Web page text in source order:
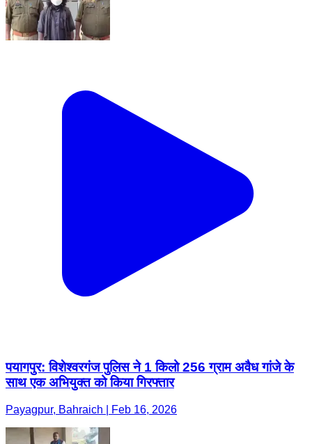
पयागपुर: विशेश्वरगंज पुलिस ने 1 किलो 256 ग्राम अवैध गांजे के
साथ एक अभियुक्त को किया गिरफ्तार
Payagpur, Bahraich | Feb 16, 2026